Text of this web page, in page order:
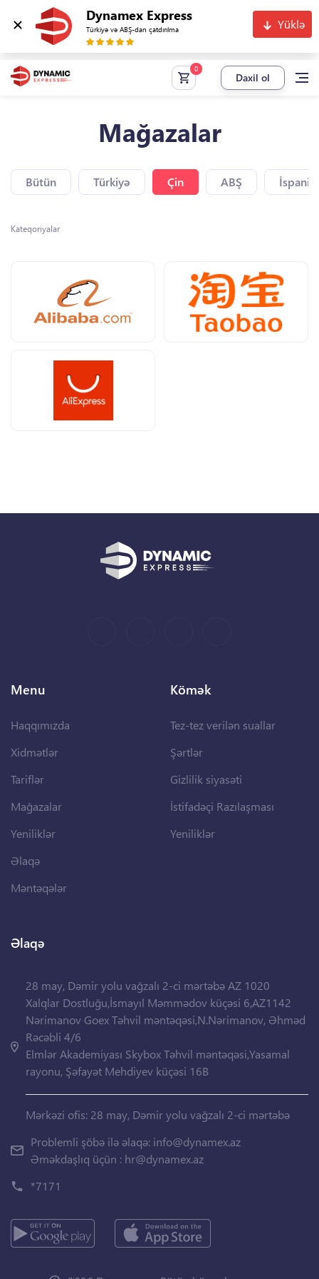
Dynamex Express
Türkiyə və ABŞ-dan çatdırılma Yüklə
Daxil ol
Mağazalar
Bütün Türkiyə Çin ABŞ
Kateqoriyalar
Menu
Haqqımızda
Xidmətlər
Tariflər
Mağazalar
Yeniliklər
Əlaqə
Məntəqələr
Kömək
Tez-tez verilən suallar
Şərtlər
Gizlilik siyasəti
İstifadəçi Razılaşması
Yeniliklər
Əlaqə
28 may, Dəmir yolu vağzalı 2-ci mərtəbə AZ 1020
Xalqlar Dostluğu,İsmayıl Məmmədov küçəsi 6,AZ1142
Nərimanov Goex Təhvil məntəqəsi,N.Nərimanov, Əhməd
Rəcəbli 4/6
Elmlər Akademiyası Skybox Təhvil məntəqəsi,Yasamal
rayonu, Şəfayət Mehdiyev küçəsi 16B
Mərkəzi ofis: 28 may, Dəmir yolu vağzalı 2-ci mərtəbə
Problemli şöbə ilə əlaqə: info@dynamex.az
Əməkdaşlıq üçün : hr@dynamex.az
*7171